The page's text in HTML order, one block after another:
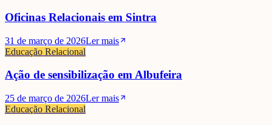
Oficinas Relacionais em Sintra
31 de março de 2026Ler mais
Educação Relacional
Ação de sensibilização em Albufeira
25 de março de 2026Ler mais
Educação Relacional